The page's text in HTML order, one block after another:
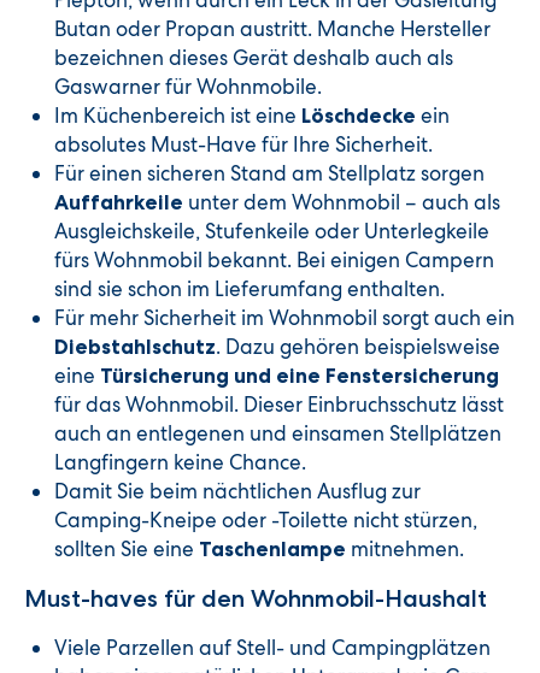
Butan oder Propan austritt. Manche Hersteller
bezeichnen dieses Gerät deshalb auch als
Gaswarner für Wohnmobile.
Im Küchenbereich ist eine Löschdecke ein
absolutes Must-Have für Ihre Sicherheit.
Für einen sicheren Stand am Stellplatz sorgen
Auffahrkeile unter dem Wohnmobil – auch als
Ausgleichskeile, Stufenkeile oder Unterlegkeile
fürs Wohnmobil bekannt. Bei einigen Campern
sind sie schon im Lieferumfang enthalten.
Für mehr Sicherheit im Wohnmobil sorgt auch ein
Diebstahlschutz. Dazu gehören beispielsweise
eine Türsicherung und eine Fenstersicherung
für das Wohnmobil. Dieser Einbruchsschutz lässt
auch an entlegenen und einsamen Stellplätzen
Langfingern keine Chance.
Damit Sie beim nächtlichen Ausflug zur
Camping-Kneipe oder -Toilette nicht stürzen,
sollten Sie eine Taschenlampe mitnehmen.
Must-haves für den Wohnmobil-Haushalt
Viele Parzellen auf Stell- und Campingplätzen